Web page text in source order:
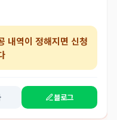
내역이 정해지면 신청
블로그